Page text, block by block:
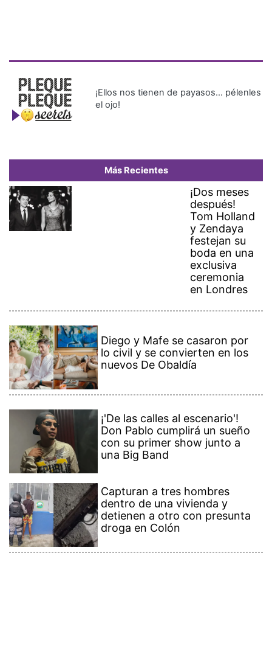
¡Ellos nos tienen de payasos… pélenles
el ojo!
Más Recientes
¡Dos meses
después!
Tom Holland
y Zendaya
festejan su
boda en una
exclusiva
ceremonia
en Londres
Diego y Mafe se casaron por
lo civil y se convierten en los
nuevos De Obaldía
¡'De las calles al escenario'!
Don Pablo cumplirá un sueño
con su primer show junto a
una Big Band
Capturan a tres hombres
dentro de una vivienda y
detienen a otro con presunta
droga en Colón